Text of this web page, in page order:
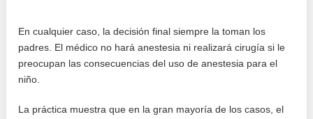
En cualquier caso, la decisión final siempre la toman los
padres. El médico no hará anestesia ni realizará cirugía si le
preocupan las consecuencias del uso de anestesia para el
niño.
La práctica muestra que en la gran mayoría de los casos, el